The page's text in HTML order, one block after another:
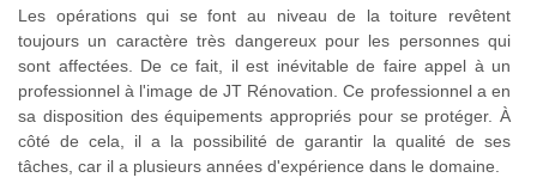
Les opérations qui se font au niveau de la toiture revêtent
toujours un caractère très dangereux pour les personnes qui
sont affectées. De ce fait, il est inévitable de faire appel à un
professionnel à l'image de JT Rénovation. Ce professionnel a en
sa disposition des équipements appropriés pour se protéger. À
côté de cela, il a la possibilité de garantir la qualité de ses
tâches, car il a plusieurs années d'expérience dans le domaine.